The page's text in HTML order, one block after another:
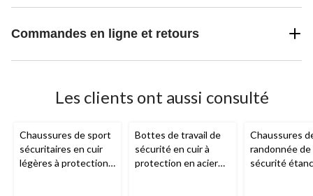
Commandes en ligne et retours
Les clients ont aussi consulté
Chaussures de sport
sécuritaires en cuir
légères à protection
Bottes de travail de
sécurité en cuir à
protection en acier
Chaussures
randonnée de
sécurité